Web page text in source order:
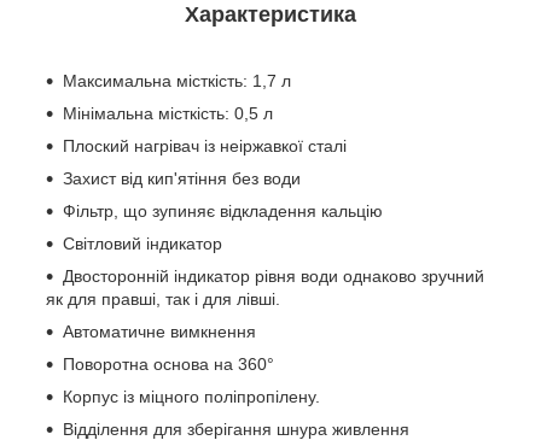
Характеристика
Максимальна місткість: 1,7 л
Мінімальна місткість: 0,5 л
Плоский нагрівач із неіржавкої сталі
Захист від кип'ятіння без води
Фільтр, що зупиняє відкладення кальцію
Світловий індикатор
Двосторонній індикатор рівня води однаково зручний
як для правші, так і для лівші.
Автоматичне вимкнення
Поворотна основа на 360°
Корпус із міцного поліпропілену.
Відділення для зберігання шнура живлення